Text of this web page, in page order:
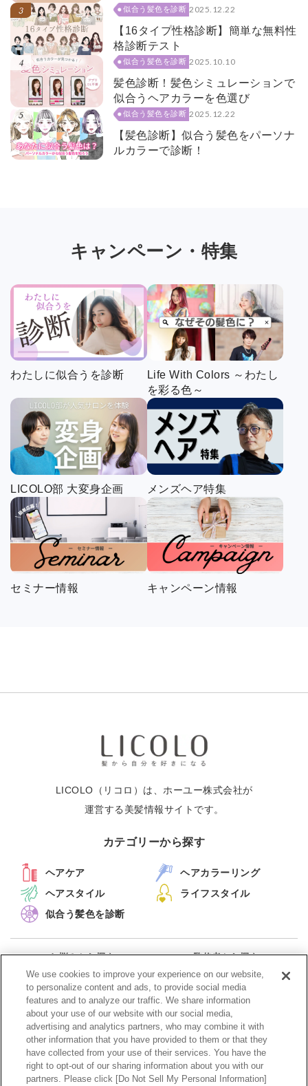
似合う髪色を診断 2025.12.22
【16タイプ性格診断】簡単な無料性
格診断テスト
似合う髪色を診断 2025.10.10
髪色診断！髪色シミュレーションで
似合うヘアカラーを色選び
似合う髪色を診断 2025.12.22
【髪色診断】似合う髪色をパーソナ
ルカラーで診断！
キャンペーン・特集
わたしに似合うを診断
Life With Colors ～わたし
を彩る色～
LICOLO部 大変身企画 メンズヘア特集
セミナー情報 キャンペーン情報
LICOLO（リコロ）は、ホーユー株式会社が
運営する美髪情報サイトです。
カテゴリーから探す
ヘアケア
ヘアカラーリング
ヘアスタイル
ライフスタイル
似合う髪色を診断
お悩みから探す
監修者から探す
メルマガ配信停止
We use cookies to improve your experience on our website,
to personalize content and ads, to provide social media
features and to analyze our traffic. We share information
about your use of our website with our social media,
advertising and analytics partners, who may combine it with
other information that you have provided to them or that they
have collected from your use of their services. You have the
right to opt-out of our sharing information about you with our
partners. Please click [Do Not Sell My Personal Information]